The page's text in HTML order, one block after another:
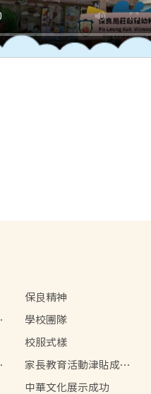
保良精神
學校團隊
校服式樣
家長教育活動津貼成功
展示
中華文化展示成功